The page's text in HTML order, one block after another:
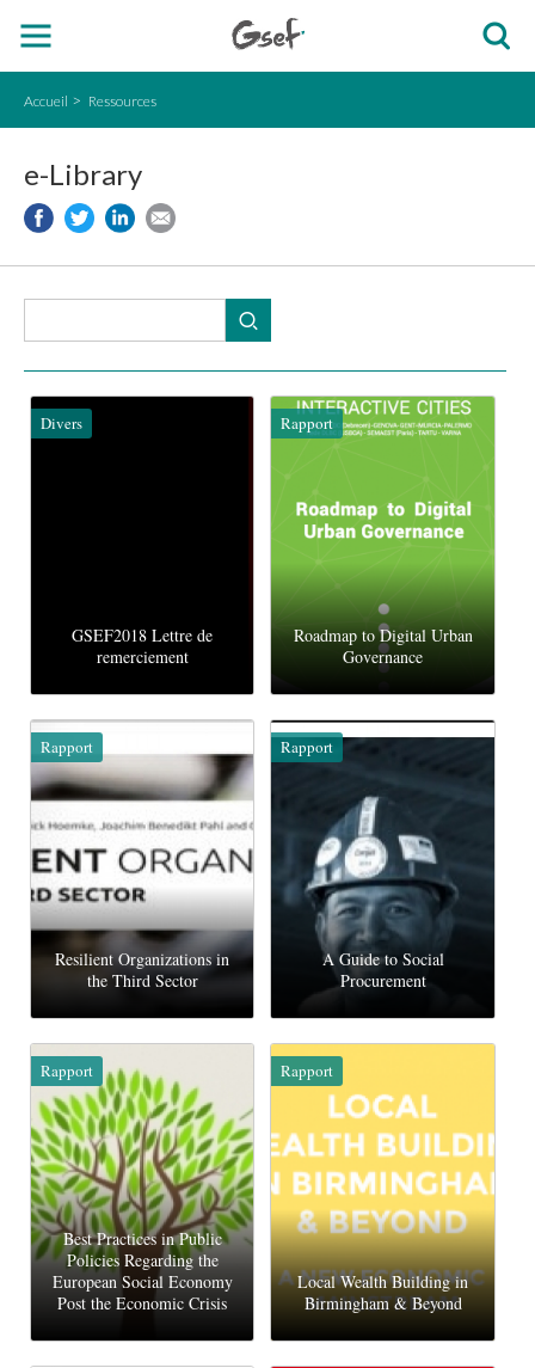
Accueil Ressources
e-Library
Divers
GSEF2018 Lettre de
remerciement
Rapport
Roadmap to Digital Urban
Governance
Rapport
Resilient Organizations in
the Third Sector
Rapport
A Guide to Social
Procurement
Rapport
Best Practices in Public
Policies Regarding the
European Social Economy
Post the Economic Crisis
Rapport
Local Wealth Building in
Birmingham & Beyond